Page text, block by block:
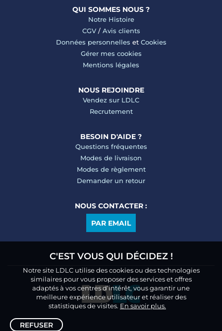
C'EST VOUS QUI DÉCIDEZ !
Notre site LDLC utilise des cookies ou des technologies
similaires pour vous proposer des services et offres
adaptés à vos centres d’intérêt, vous garantir une
meilleure expérience utilisateur et réaliser des
statistiques de visites. En savoir plus.
REFUSER
QUI SOMMES NOUS ?
Notre Histoire
CGV/ Avis clients
Données personnelles et Cookies
Gérer mes cookies
Mentions légales
NOUS REJOINDRE
Vendez sur LDLC
Recrutement
BESOIN D'AIDE ?
Questions fréquentes
Modes de livraison
Modes de règlement
Demander un retour
NOUS CONTACTER :
PAR EMAIL